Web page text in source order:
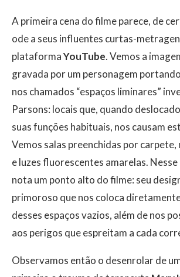
A primeira cena do filme parece, de
ode a seus influentes curtas-
plataformaYouTube. Vemos a
gravada por um personagem
nos chamados “espaços liminares”
Parsons: locais que, quando
suas funções habituais, nos causam
Vemos salas preenchidas por
e luzes fluorescentes amarelas.
nota um ponto alto do filme: seu
primoroso que nos coloca
desses espaços vazios, além de nos
aos perigos que espreitam a cada
Observamos então o desenrolar de